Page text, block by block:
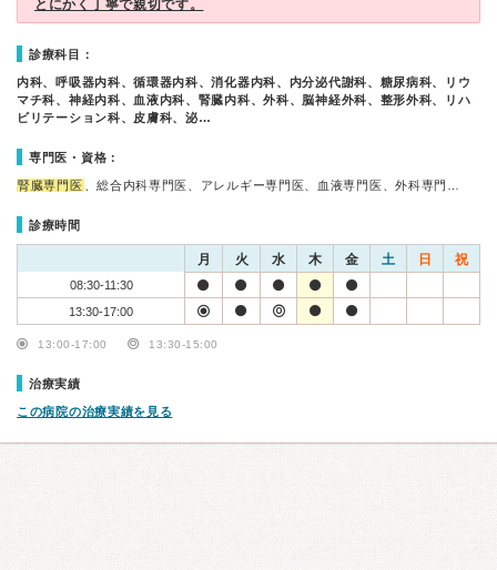
とにかく丁寧で親切です。
診療科目：
内科、呼吸器内科、循環器内科、消化器内科、内分泌代謝科、糖尿病科、リウ
マチ科、神経内科、血液内科、腎臓内科、外科、脳神経外科、整形外科、リハ
ビリテーション科、皮膚科、泌…
専門医・資格：
腎臓専門医 、総合内科専門医、アレルギー専門医、血液専門医、外科専門…
診療時間
月 火 水 木 金 土 日 祝
08:30-11:30
13:30-17:00
13:00-17:00 13:30-15:00
治療実績
この病院の治療実績を見る